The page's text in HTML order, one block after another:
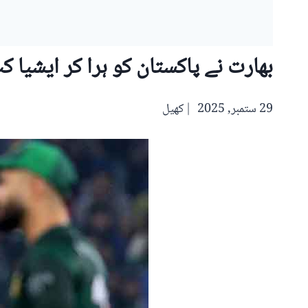
بھارت نے پاکستان کو ہرا کر ایشیا کپ 2025 اپنے نام
29 ستمبر, 2025 کھیل